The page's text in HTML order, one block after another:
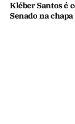
Kléber Santos é
Senado na